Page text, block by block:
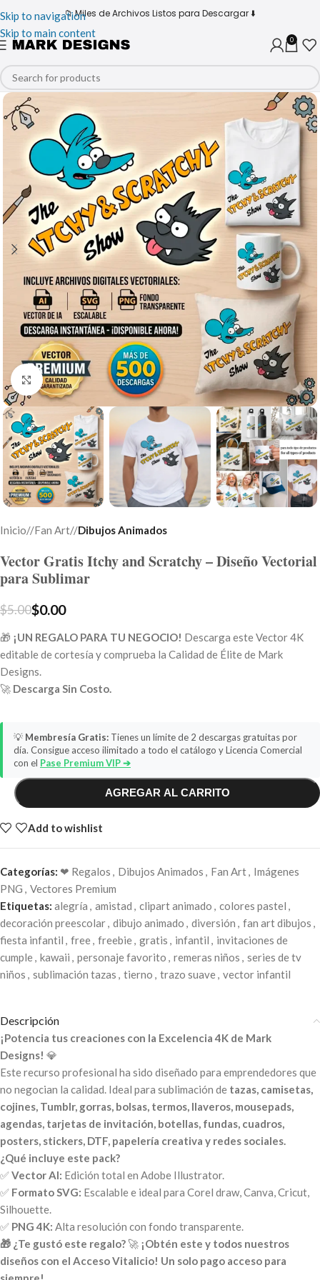
Skip to navigation
Skip to main content
📁 Miles de Archivos Listos para Descargar ⬇️
0
Click to enlarge
Inicio/ Fan Art/ Dibujos Animados
Vector Gratis Itchy and Scratchy – Diseño Vectorial
para Sublimar
$5.00$0.00
🎁 ¡UN REGALO PARA TU NEGOCIO! Descarga este Vector 4K
editable de cortesía y comprueba la Calidad de Élite de Mark
Designs.
🚀 Descarga Sin Costo.
AGREGAR AL CARRITO
💡 Membresía Gratis: Tienes un límite de 2 descargas gratuitas por
día. Consigue acceso ilimitado a todo el catálogo y Licencia Comercial
con el Pase Premium VIP ➔
Add to wishlist
Categorías: ❤ Regalos , Dibujos Animados , Fan Art, Imágenes
PNG , Vectores Premium
Etiquetas: alegría , amistad , clipart animado , colores pastel ,
decoración preescolar, dibujo animado , diversión , fan art dibujos ,
fiesta infantil , free, freebie, gratis , infantil , invitaciones de
cumple, kawaii , personaje favorito , remeras niños , series de tv
niños , sublimación tazas , tierno , trazo suave, vector infantil
Descripción
¡Potencia tus creaciones con la Excelencia 4K de Mark
Designs! 💎
Este recurso profesional ha sido diseñado para emprendedores que
no negocian la calidad. Ideal para sublimación de tazas, camisetas,
cojines, Tumblr, gorras, bolsas, termos, llaveros, mousepads,
agendas, tarjetas de invitación, botellas, fundas, cuadros,
posters, stickers, DTF, papelería creativa y redes sociales.
¿Qué incluye este pack?
✅Vector AI: Edición total en Adobe Illustrator.
✅ Formato SVG: Escalable e ideal para Corel draw, Canva, Cricut,
Silhouette.
✅ PNG 4K: Alta resolución con fondo transparente.
🎁 ¿Te gustó este regalo? 🚀 ¡Obtén este y todos nuestros
diseños con el Acceso Vitalicio! Un solo pago acceso para